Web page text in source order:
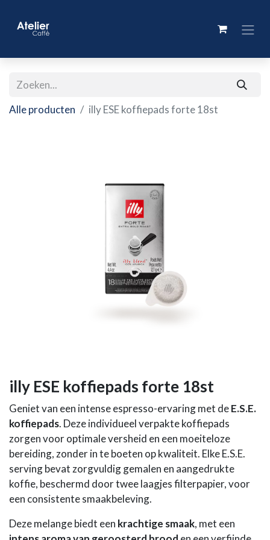
Alle producten illy ESE koffiepads forte 18st
illy ESE koffiepads forte 18st
Geniet van een intense espresso-ervaring met deE.S.E.
koffiepads. Deze individueel verpakte koffiepads
zorgen voor optimale versheid en een moeiteloze
bereiding, zonder in te boeten op kwaliteit. Elke E.S.E.
serving bevat zorgvuldig gemalen en aangedrukte
koffie, beschermd door twee laagjes filterpapier, voor
een consistente smaakbeleving.
Deze melange biedt een krachtige smaak, met een